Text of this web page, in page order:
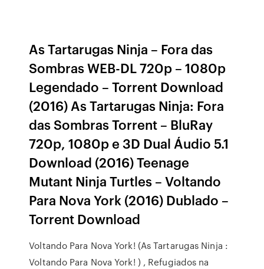
As Tartarugas Ninja – Fora das
Sombras WEB-DL 720p – 1080p
Legendado – Torrent Download
(2016) As Tartarugas Ninja: Fora
das Sombras Torrent – BluRay
720p, 1080p e 3D Dual Áudio 5.1
Download (2016) Teenage
Mutant Ninja Turtles – Voltando
Para Nova York (2016) Dublado –
Torrent Download
Voltando Para Nova York! (As Tartarugas Ninja :
Voltando Para Nova York! ) , Refugiados na